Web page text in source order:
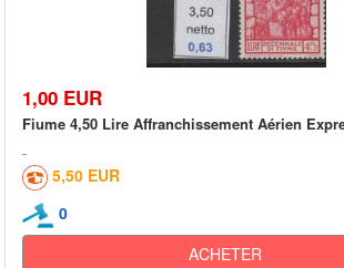
1,00 EUR
Fiume 4,50 Lire Affranchissement Aérien
5,50 EUR
0
ACHETER